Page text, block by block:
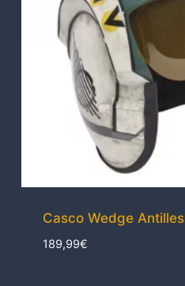
Casco Wedge Antilles
189,99€